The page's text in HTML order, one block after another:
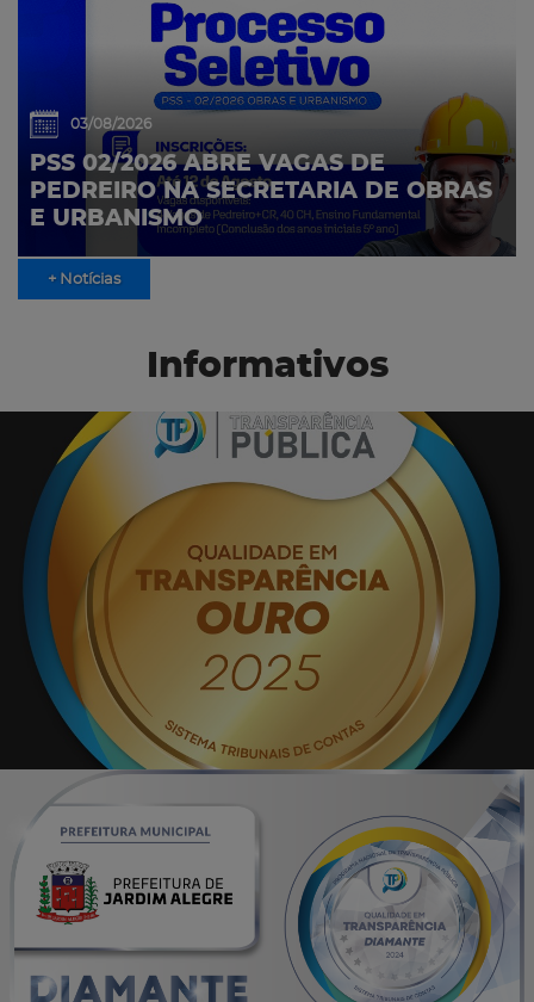
03/08/2026
PSS 02/2026 ABRE VAGAS DE
PEDREIRO NA SECRETARIA DE OBRAS
E URBANISMO
+ Notícias
Informativos